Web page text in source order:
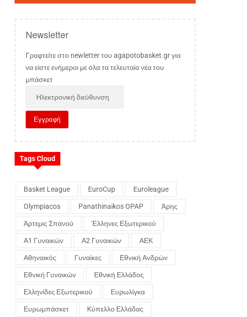
Newsletter
Γραφτείτε στο newletter του agapotobasket.gr για
να είστε ενήμεροι με όλα τα τελευταία νέα του
μπάσκετ
Tags Cloud
Basket League EuroCup Euroleague
Olympiacos Panathinaikos OPAP Άρης
Άρτεμις Σπανού Έλληνες Εξωτερικού
Α1 Γυναικών Α2 Γυναικών ΑΕΚ
Αθηναικός Γυναίκες Εθνική Ανδρών
Εθνική Γυναικών Εθνική Ελλάδος
Ελληνίδες Εξωτερικού Ευρωλίγκα
Ευρωμπάσκετ Κύπελλο Ελλάδας